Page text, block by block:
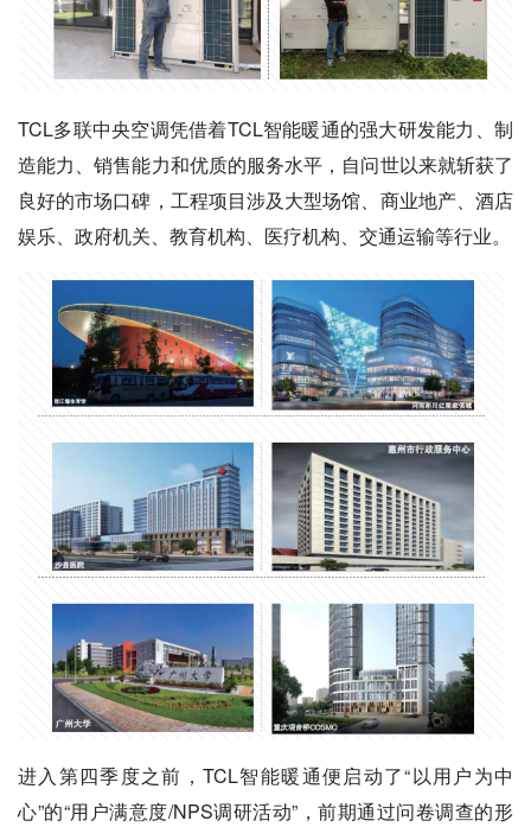
TCL多联中央空调凭借着TCL智能暖通的强大研发能力、制
造能力、销售能力和优质的服务水平，自问世以来就斩获了
良好的市场口碑，工程项目涉及大型场馆、商业地产、酒店
娱乐、政府机关、教育机构、医疗机构、交通运输等行业。
进入第四季度之前，TCL智能暖通便启动了“以用户为中
心”的“用户满意度/NPS调研活动”，前期通过问卷调查的形